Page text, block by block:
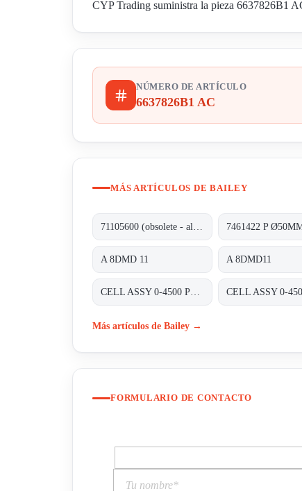
CYP Trading suministra la pieza 6637826B1
NÚMERO DE ARTÍCULO
6637826B1 AC
MÁS ARTÍCULOS DE BAILEY
A 8DMD 11 A 8DMD11
Más artículos de Bailey →
FORMULARIO DE CONTACTO